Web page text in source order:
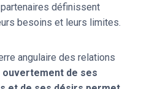
définissent
besoins et leurs limites.
angulaire des relations
ouvertement de ses